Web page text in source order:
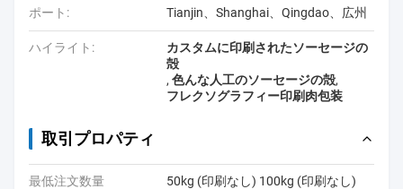
ポート: Tianjin、Shanghai、Qingdao、広州
ハイライト:
カスタムに印刷されたソーセージの
殻
, 色んな人工のソーセージの殻,
フレクソグラフィー印刷肉包装
取引プロパティ
最低注文数量 50kg (印刷なし) 100kg (印刷なし)